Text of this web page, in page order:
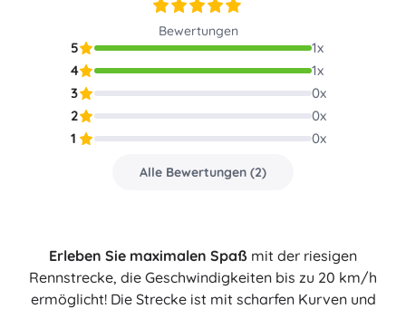
Bewertungen
5 1x
4
1x
3
0x
2
0x
1
0x
Alle Bewertungen (2)
Erleben Sie maximalen Spaß mit der riesigen
Rennstrecke, die Geschwindigkeiten bis zu 20 km/h
ermöglicht! Die Strecke ist mit scharfen Kurven und